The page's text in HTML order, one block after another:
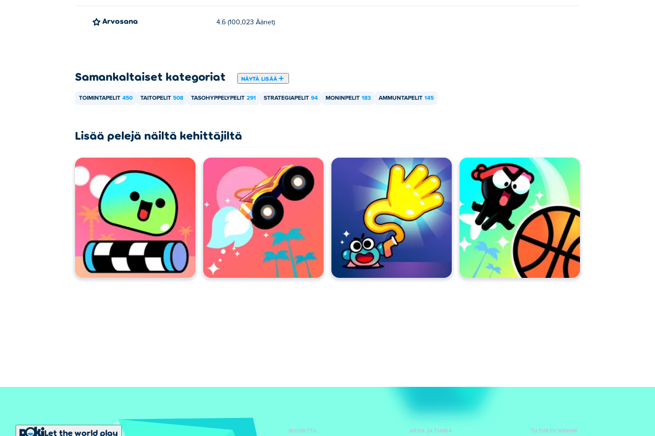
Arvosana 4.6 (100,023 Äänet)
Samankaltaiset kategoriat NÄYTÄ LISÄÄ
TOIMINTAPELIT 450 TAITOPELIT 508 TASOHYPPELYPELIT 291 STRATEGIAPELIT 94 MONINPELIT 183 AMMUNTAPELIT 145
Lisää pelejä näiltä kehittäjiltä
Let the world play SUOSITTU APUA JA TUKEA TUTUSTU MEIHIN